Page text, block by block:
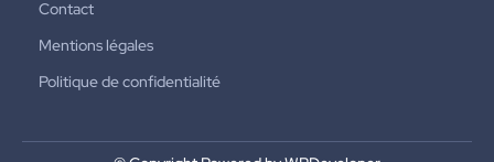
Contact
Mentions légales
Politique de confidentialité